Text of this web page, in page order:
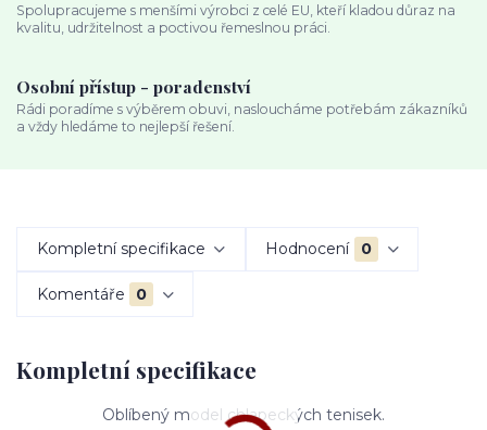
Spolupracujeme s menšími výrobci z celé EU, kteří kladou důraz na
kvalitu, udržitelnost a poctivou řemeslnou práci.
Osobní přístup - poradenství
Rádi poradíme s výběrem obuvi, nasloucháme potřebám zákazníků
a vždy hledáme to nejlepší řešení.
Kompletní specifikace Hodnocení 0
Komentáře 0
Kompletní specifikace
Oblíbený model chlapeckých tenisek.